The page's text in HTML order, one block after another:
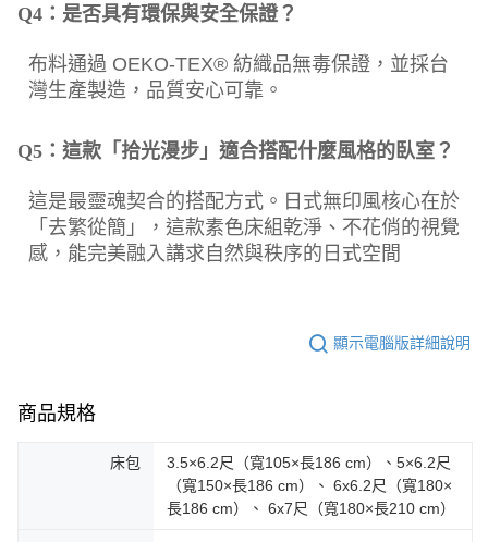
Q4：是否具有環保與安全保證？
布料通過 OEKO-TEX® 紡織品無毒保證，並採台
灣生產製造，品質安心可靠。
Q5：這款「拾光漫步」適合搭配什麼風格的臥室？
這是最靈魂契合的搭配方式。日式無印風核心在於
「去繁從簡」，這款素色床組乾淨、不花俏的視覺
感，能完美融入講求自然與秩序的日式空間
顯示電腦版詳細說明
商品規格
床包
3.5×6.2尺（寬105×長186 cm）、5×6.2尺
（寬150×長186 cm）、 6x6.2尺（寬180×
長186 cm）、 6x7尺（寬180×長210 cm）